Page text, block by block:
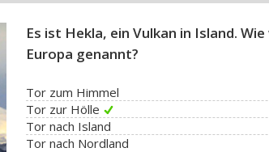
Es ist Hekla, ein Vulkan in Island.
Europa genannt?
Tor zum Himmel
Tor zur Hölle
Tor nach Island
Tor nach Nordland